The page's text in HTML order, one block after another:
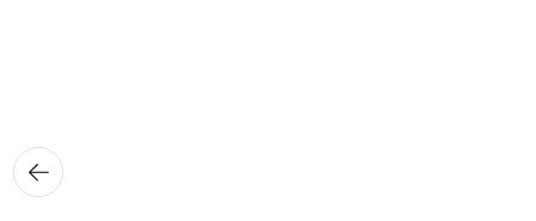
뒤로가
기